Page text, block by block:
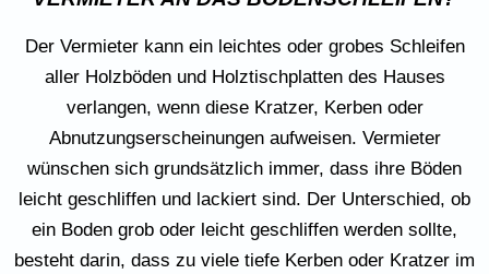
Der Vermieter kann ein leichtes oder grobes Schleifen
aller Holzböden und Holztischplatten des Hauses
verlangen, wenn diese Kratzer, Kerben oder
Abnutzungserscheinungen aufweisen. Vermieter
wünschen sich grundsätzlich immer, dass ihre Böden
leicht geschliffen und lackiert sind. Der Unterschied, ob
ein Boden grob oder leicht geschliffen werden sollte,
besteht darin, dass zu viele tiefe Kerben oder Kratzer im